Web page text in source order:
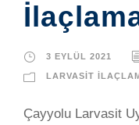
3 EYLÜL 2021
LARVASIT
Çayyolu Larvasit